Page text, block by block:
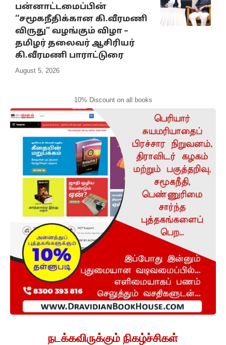
பன்னாட்டமைப்பின்
‘‘சமூகநீதிக்கான கி.வீரமணி
விருது’’ வழங்கும் விழா –
தமிழர் தலைவர் ஆசிரியர்
கி.வீரமணி பாராட்டுரை
August 5, 2026
10% Discount on all books
நடக்கவிருக்கும் நிகழ்ச்சிகள்